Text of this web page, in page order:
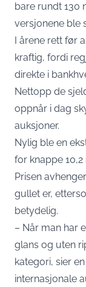
bare rundt 130
versjonene ble
I årene rett før
kraftig, fordi
direkte i
Nettopp de
oppnår i dag
auksjoner.
Nylig ble en
for knappe
Prisen
gullet er,
betydelig.
– Når man har
glans og uten
kategori, sier
internasjonale